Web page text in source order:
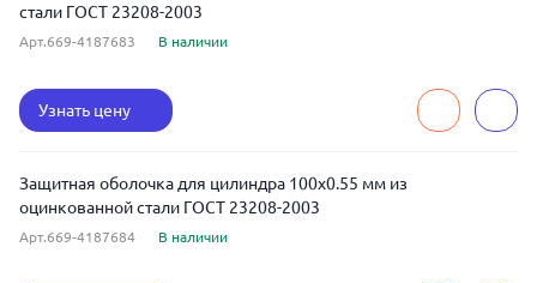
стали ГОСТ 23208-2003
Арт.669-4187683 В наличии
Узнать цену
Защитная оболочка для цилиндра 100x0.55 мм из
оцинкованной стали ГОСТ 23208-2003
Арт.669-4187684 В наличии